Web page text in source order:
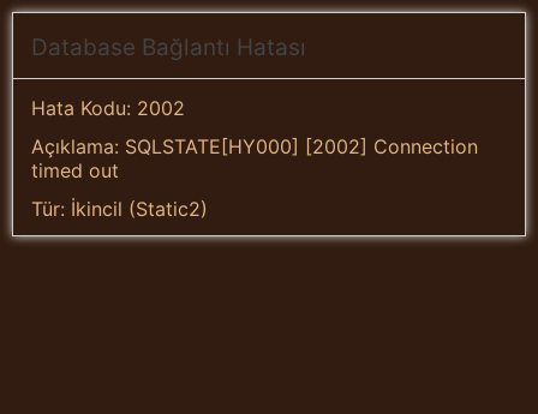
Database Bağlantı Hatası
Hata Kodu: 2002
Açıklama: SQLSTATE[HY000] [2002] Connection
timed out
Tür: İkincil (Static2)